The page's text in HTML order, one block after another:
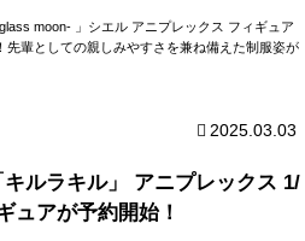
moon- 」シエル アニプレックス フィギュア
先輩としての親しみやすさを兼ね備えた制服姿が
2025.03.03
キルラキル」 アニプレックス 1/
ュアが予約開始！